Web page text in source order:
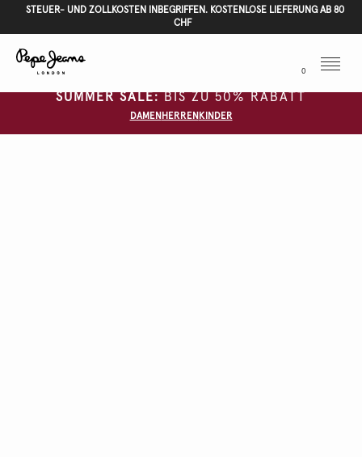
STEUER- UND ZOLLKOSTEN INBEGRIFFEN. KOSTENLOSE LIEFERUNG AB 80
CHF
0
Menu
SUMMER SALE:BIS ZU 50% RABATT
DAMEN HERREN KINDER